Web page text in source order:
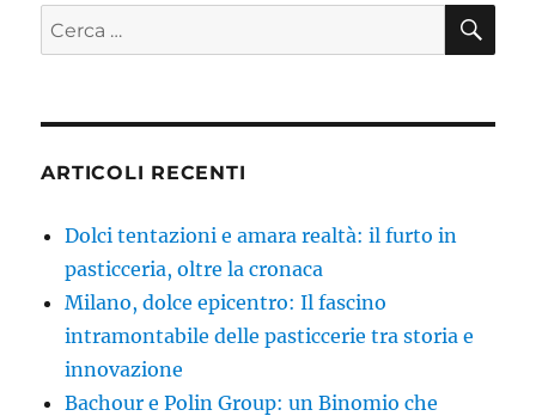
Cerca:
ARTICOLI RECENTI
Dolci tentazioni e amara realtà: il furto in
pasticceria, oltre la cronaca
Milano, dolce epicentro: Il fascino
intramontabile delle pasticcerie tra storia e
innovazione
Bachour e Polin Group: un Binomio che